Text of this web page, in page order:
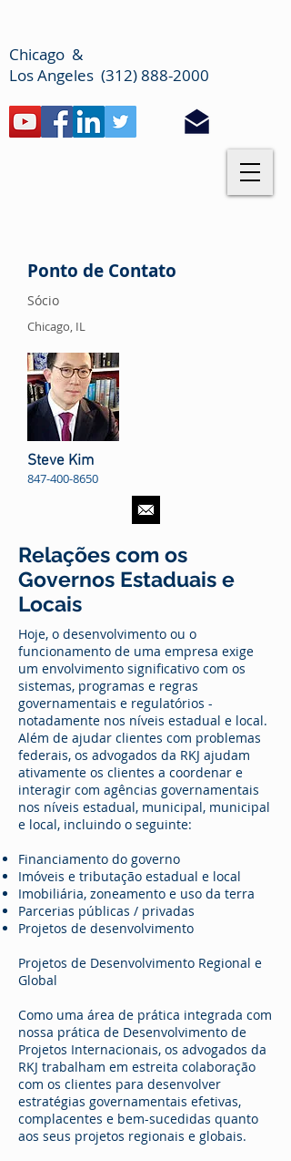
Chicago &
Los Angeles (312) 888-2000
Ponto de Contato
Sócio
Chicago, IL
Steve Kim
847-400-8650
Relações com os
Governos Estaduais e
Locais
Hoje, o desenvolvimento ou o
funcionamento de uma empresa exige
um envolvimento significativo com os
sistemas, programas e regras
governamentais e regulatórios -
notadamente nos níveis estadual e local.
Além de ajudar clientes com problemas
federais, os advogados da RKJ ajudam
ativamente os clientes a coordenar e
interagir com agências governamentais
nos níveis estadual, municipal, municipal
e local, incluindo o seguinte:
Financiamento do governo
Imóveis e tributação estadual e local
Imobiliária, zoneamento e uso da terra
Parcerias públicas / privadas
Projetos de desenvolvimento
Projetos de Desenvolvimento Regional e
Global
Como uma área de prática integrada com
nossa prática de Desenvolvimento de
Projetos Internacionais, os advogados da
RKJ trabalham em estreita colaboração
com os clientes para desenvolver
estratégias governamentais efetivas,
complacentes e bem-sucedidas quanto
aos seus projetos regionais e globais.